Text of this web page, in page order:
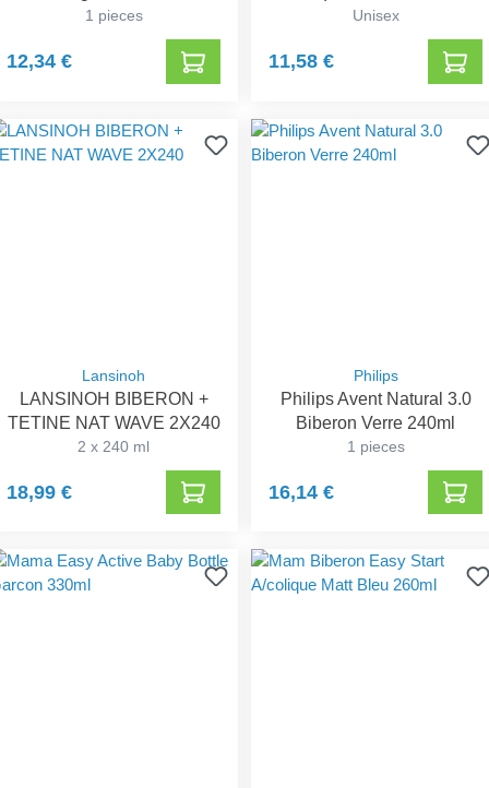
1 pieces
12,34 €
Unisex
11,58 €
Lansinoh
LANSINOH BIBERON +
TETINE NAT WAVE 2X240
2 x 240 ml
18,99 €
Philips
Philips Avent Natural 3.0
Biberon Verre 240ml
1 pieces
16,14 €